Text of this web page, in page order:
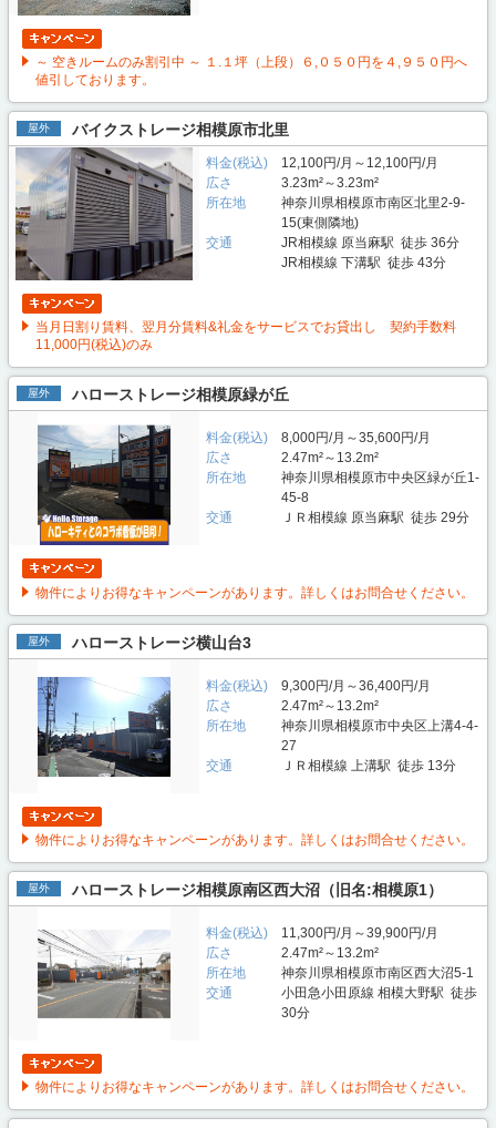
～ 空きルームのみ割引中 ～ １.１坪（上段）６,０５０円を４,９５０円へ
値引しております。
屋外 バイクストレージ相模原市北里
料金(税込)
12,100円/月～12,100円/月
広さ
3.23m²～3.23m²
所在地
神奈川県相模原市南区北里2-9-
15(東側隣地)
交通
JR相模線 原当麻駅 徒歩 36分
JR相模線 下溝駅 徒歩 43分
当月日割り賃料、翌月分賃料&礼金をサービスでお貸出し 契約手数料
11,000円(税込)のみ
屋外 ハローストレージ相模原緑が丘
料金(税込)
8,000円/月～35,600円/月
広さ
2.47m²～13.2m²
所在地
神奈川県相模原市中央区緑が丘1-
45-8
交通
ＪＲ相模線 原当麻駅 徒歩 29分
物件によりお得なキャンペーンがあります。詳しくはお問合せください。
屋外 ハローストレージ横山台3
料金(税込)
9,300円/月～36,400円/月
広さ
2.47m²～13.2m²
所在地
神奈川県相模原市中央区上溝4-4-
27
交通
ＪＲ相模線 上溝駅 徒歩 13分
物件によりお得なキャンペーンがあります。詳しくはお問合せください。
屋外 ハローストレージ相模原南区西大沼（旧名:相模原1）
料金(税込)
11,300円/月～39,900円/月
広さ
2.47m²～13.2m²
所在地
神奈川県相模原市南区西大沼5-1
交通
小田急小田原線 相模大野駅 徒歩
30分
物件によりお得なキャンペーンがあります。詳しくはお問合せください。